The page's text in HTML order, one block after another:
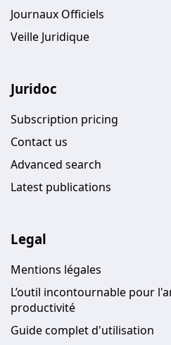
Journaux Officiels
Veille Juridique
Juridoc
Subscription pricing
Contact us
Advanced search
Latest publications
Legal
Mentions légales
L’outil incontournable pour
productivité
Guide complet d'utilisation